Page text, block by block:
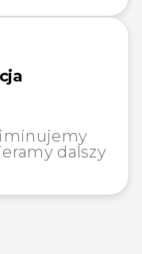
dalszy